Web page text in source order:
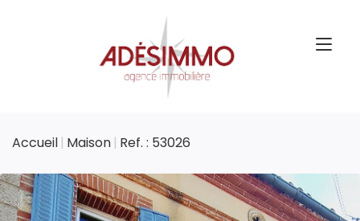
Accueil Maison Ref. : 53026